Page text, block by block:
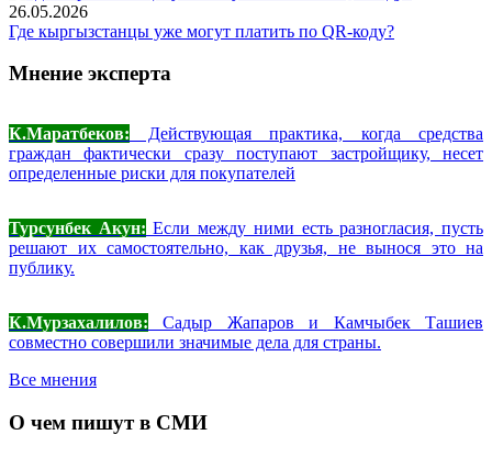
26.05.2026
Где кыргызстанцы уже могут платить по QR-коду?
Мнение эксперта
К.Маратбеков: Действующая практика, когда средства
граждан фактически сразу поступают застройщику, несет
определенные риски для покупателей
Турсунбек Акун: Если между ними есть разногласия, пусть
решают их самостоятельно, как друзья, не вынося это на
публику.
К.Мурзахалилов: Садыр Жапаров и Камчыбек Ташиев
совместно совершили значимые дела для страны.
Все мнения
О чем пишут в СМИ